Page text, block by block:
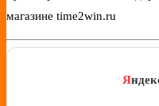
магазине time2win.ru
Я